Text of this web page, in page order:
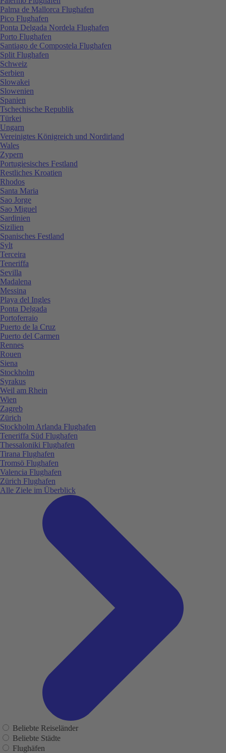
Palma de Mallorca Flughafen
Pico Flughafen
Ponta Delgada Nordela Flughafen
Porto Flughafen
Santiago de Compostela Flughafen
Split Flughafen
Schweiz
Serbien
Slowakei
Slowenien
Spanien
Tschechische Republik
Türkei
Ungarn
Vereinigtes Königreich und Nordirland
Wales
Zypern
Portugiesisches Festland
Restliches Kroatien
Rhodos
Santa Maria
Sao Jorge
Sao Miguel
Sardinien
Sizilien
Spanisches Festland
Sylt
Terceira
Teneriffa
Sevilla
Madalena
Messina
Playa del Ingles
Ponta Delgada
Portoferraio
Puerto de la Cruz
Puerto del Carmen
Rennes
Rouen
Siena
Stockholm
Syrakus
Weil am Rhein
Wien
Zagreb
Zürich
Stockholm Arlanda Flughafen
Teneriffa Süd Flughafen
Thessaloniki Flughafen
Tirana Flughafen
Tromsö Flughafen
Valencia Flughafen
Zürich Flughafen
Alle Ziele im Überblick
Beliebte Reiseländer
Beliebte Städte
Flughäfen